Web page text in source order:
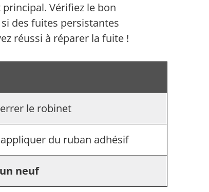
Vérifiez le bon
des fuites persistantes
réussi à réparer la fuite !
le robinet
appliquer du ruban adhésif
neuf